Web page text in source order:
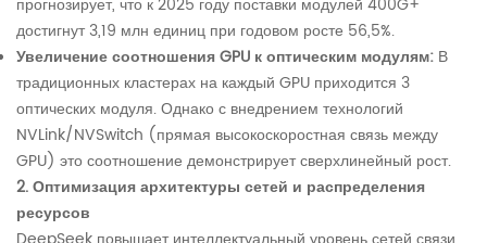
достигнут 3,19 млн единиц при годовом росте 56,5%.
Увеличение соотношения GPU к оптическим модулям: В
традиционных кластерах на каждый GPU приходится 3
оптических модуля. Однако с внедрением технологий
NVLink/NVSwitch (прямая высокоскоростная связь между
GPU) это соотношение демонстрирует сверхлинейный рост.
2. Оптимизация архитектуры сетей и распределения
ресурсов